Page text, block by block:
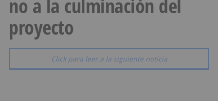
no a la culminación del
proyecto
Click para leer a la siguiente noticia